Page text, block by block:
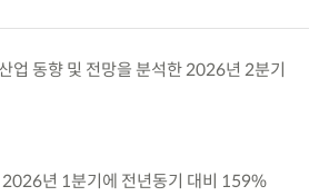
업 동향 및 전망을 분석한 2026년 2분기
년 1분기에 전년동기 대비 159%